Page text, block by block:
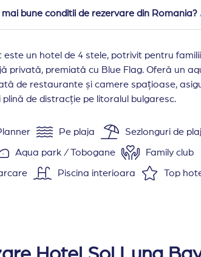
bune conditii de rezervare din Romania?
un hotel de 4 stele, potrivit pentru familii
privată, premiată cu Blue Flag. Oferă un
de restaurante și camere spațioase,
de distracție pe litoralul bulgaresc.
Pe plaja Sezlonguri de
Aqua park / Tobogane Family club
Piscina interioara Top